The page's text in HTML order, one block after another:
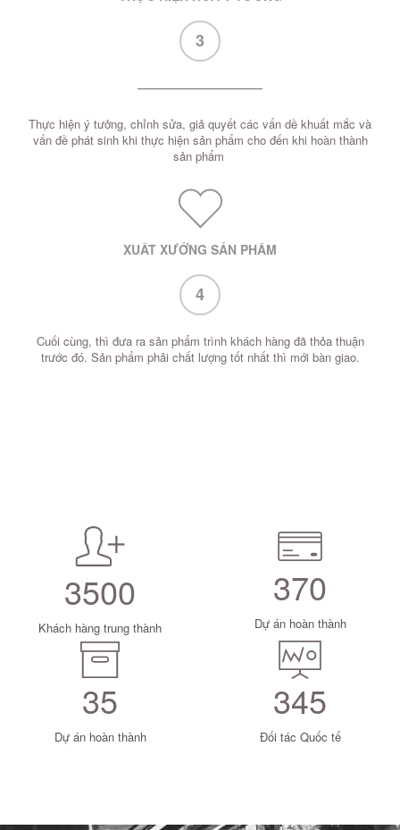
3
Thực hiện ý tưởng, chỉnh sửa, giả quyết các vấn dề khuất mắc và
vấn đề phát sinh khi thực hiện sản phẩm cho đến khi hoàn thành
sản phẩm
XUẤT XƯỞNG SẢN PHẨM
4
Cuối cùng, thì đưa ra sản phẩm trình khách hàng đã thỏa thuận
trước đó. Sản phẩm phải chất lượng tốt nhất thì mới bàn giao.
3500
Khách hàng trung thành
370
Dự án hoàn thành
35
Dự án hoàn thành
345
Đối tác Quốc tế